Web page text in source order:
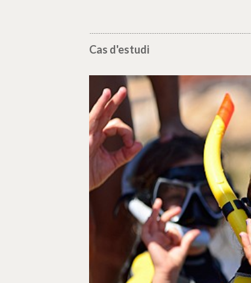
Cas d'estudi